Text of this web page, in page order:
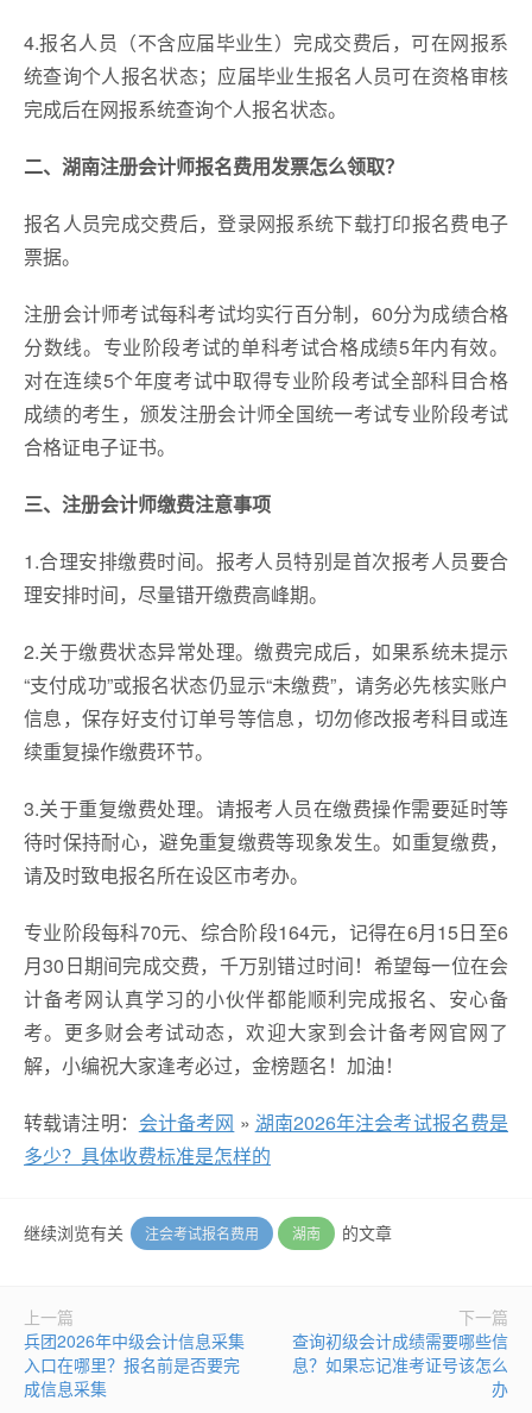
4.报名人员（不含应届毕业生）完成交费后，可在网报系
统查询个人报名状态；应届毕业生报名人员可在资格审核
完成后在网报系统查询个人报名状态。
二、湖南注册会计师报名费用发票怎么领取？
报名人员完成交费后，登录网报系统下载打印报名费电子
票据。
注册会计师考试每科考试均实行百分制，60分为成绩合格
分数线。专业阶段考试的单科考试合格成绩5年内有效。
对在连续5个年度考试中取得专业阶段考试全部科目合格
成绩的考生，颁发注册会计师全国统一考试专业阶段考试
合格证电子证书。
三、注册会计师缴费注意事项
1.合理安排缴费时间。报考人员特别是首次报考人员要合
理安排时间，尽量错开缴费高峰期。
2.关于缴费状态异常处理。缴费完成后，如果系统未提示
“支付成功”或报名状态仍显示“未缴费”，请务必先核实账户
信息，保存好支付订单号等信息，切勿修改报考科目或连
续重复操作缴费环节。
3.关于重复缴费处理。请报考人员在缴费操作需要延时等
待时保持耐心，避免重复缴费等现象发生。如重复缴费，
请及时致电报名所在设区市考办。
专业阶段每科70元、综合阶段164元，记得在6月15日至6
月30日期间完成交费，千万别错过时间！希望每一位在会
计备考网认真学习的小伙伴都能顺利完成报名、安心备
考。更多财会考试动态，欢迎大家到会计备考网官网了
解，小编祝大家逢考必过，金榜题名！加油！
转载请注明： 会计备考网 » 湖南2026年注会考试报名费是
多少？具体收费标准是怎样的
继续浏览有关 注会考试报名费用 湖南 的文章
上一篇
兵团2026年中级会计信息采集
入口在哪里？报名前是否要完
成信息采集
下一篇
查询初级会计成绩需要哪些信
息？如果忘记准考证号该怎么
办